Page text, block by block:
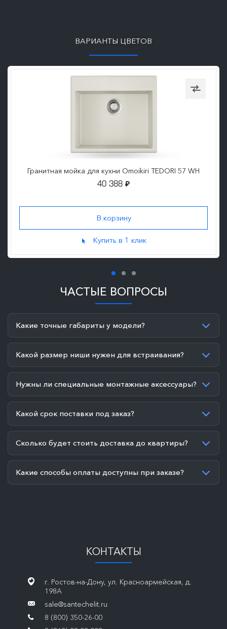
ВАРИАНТЫ ЦВЕТОВ
Гранитная мойка для кухни Omoikiri TEDORI 57 WH
40 388 ₽
Купить в 1 клик
ЧАСТЫЕ ВОПРОСЫ
Какие точные габариты у модели?
Какой размер ниши нужен для встраивания?
Нужны ли специальные монтажные аксессуары?
Какой срок поставки под заказ?
Сколько будет стоить доставка до квартиры?
Какие способы оплаты доступны при заказе?
КОНТАКТЫ
г. Ростов-на-Дону, ул. Красноармейская, д.
198А
sale@santechelit.ru
8 (800) 350-26-00